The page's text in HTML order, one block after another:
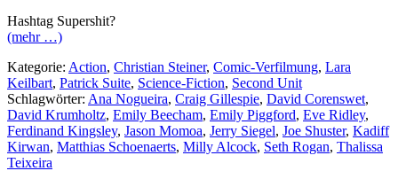
Hashtag Supershit?
(mehr …)
Kategorie: Action, Christian Steiner, Comic-Verfilmung, Lara
Keilbart, Patrick Suite, Science-Fiction, Second Unit
Schlagwörter: Ana Nogueira, Craig Gillespie, David Corenswet,
David Krumholtz, Emily Beecham, Emily Piggford, Eve Ridley,
Ferdinand Kingsley, Jason Momoa, Jerry Siegel, Joe Shuster, Kadiff
Kirwan, Matthias Schoenaerts, Milly Alcock, Seth Rogan, Thalissa
Teixeira